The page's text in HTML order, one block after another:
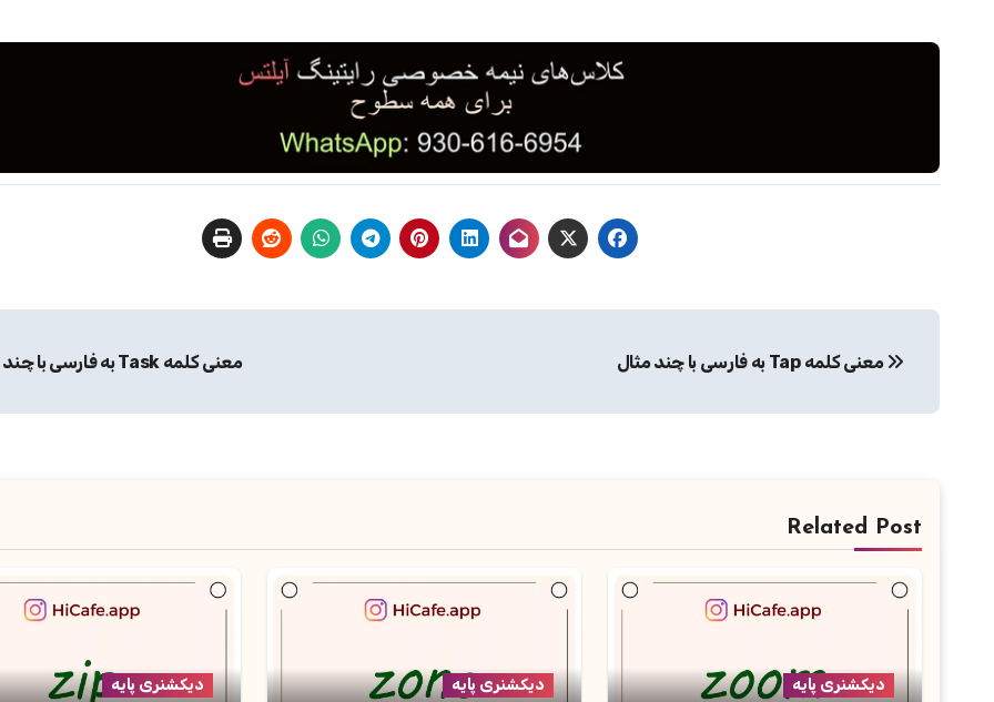
نوشتهمعنی کلمه Tap به فارسی با چند مثال معنی کلمه Task به فارسی با چند مثال
Related Post
دیکشنری پایه دیکشنری پایه دیکشنری پایه